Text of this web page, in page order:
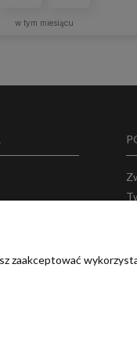
w tym miesiącu
zaakceptować